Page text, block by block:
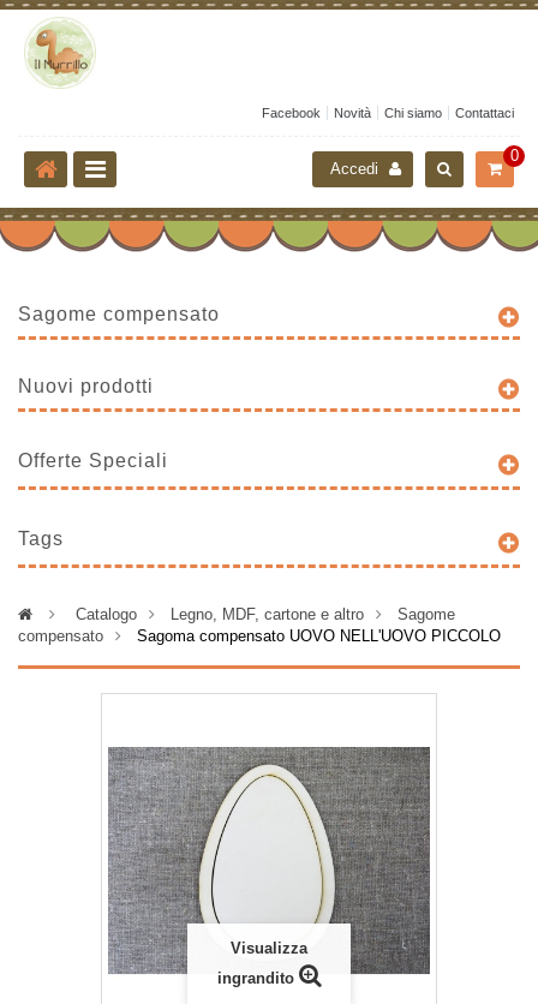
Facebook Novità Chi siamo Contattaci
0
Accedi
Sagome compensato
Nuovi prodotti
Offerte Speciali
Tags
> Catalogo > Legno, MDF, cartone e altro >
Sagome
compensato
> Sagoma compensato UOVO NELL'UOVO PICCOLO
Visualizza
ingrandito